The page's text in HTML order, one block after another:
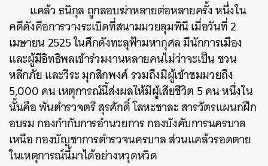
แคล้ว ธนิกุล ถูกลอบฆ่าหลายต่อหลายครั้ง หนึ่งใน
คดีดังคือการวางระเบิดที่สนามมวยลุมพินี เมื่อวันที่ 2
เมษายน 2525 ในศึกดังทะลุฟ้ามหากุศล มีนักการเมือง
และผู้มีอิทธิพลเข้าร่วมงานหลายคนไม่ว่าจะเป็น ชวน
หลีกภัย และวีระ มุกสิกพงศ์ รวมถึงมีผู้เข้าชมมวยถึง
5,000 คน เหตุการณ์นี้ส่งผลให้มีผู้เสียชีวิต 5 คน หนึ่งใน
นั้นคือ พันตำรวจตรี สุรศักดิ์ โลหะชาละ สารวัตรแผนกฝึก
อบรม กองกำกับการอำนวยการ กองบังคับการนครบาล
เหนือ กองบัญชาการตำรวจนครบาล ส่วนแคล้วรอดตาย
ในเหตุการณ์นี้มาได้อย่างหวุดหวิด